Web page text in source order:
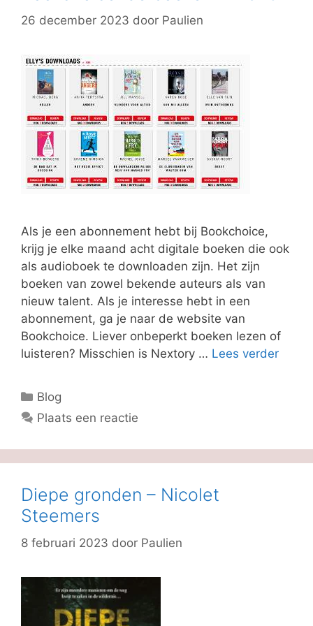
26 december 2023 door Paulien
Als je een abonnement hebt bij Bookchoice,
krijg je elke maand acht digitale boeken die ook
als audioboek te downloaden zijn. Het zijn
boeken van zowel bekende auteurs als van
nieuw talent. Als je interesse hebt in een
abonnement, ga je naar de website van
Bookchoice. Liever onbeperkt boeken lezen of
luisteren? Misschien is Nextory … Lees verder
Categorieën
Blog
Plaats een reactie
Diepe gronden – Nicolet
Steemers
8 februari 2023 door Paulien